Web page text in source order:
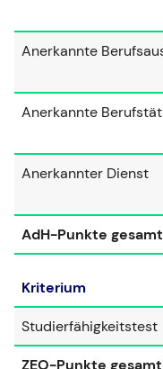
Anerkannte
Anerkannte
Anerkannter Dienst
AdH-Punkte gesamt
Kriterium
Studierfähigkeitstest
ZEQ-Punkte gesamt